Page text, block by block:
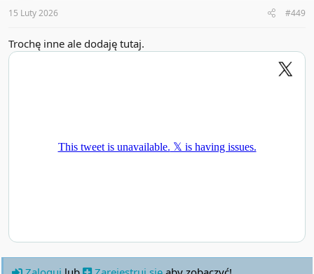
:
15 Luty 2026 #449
Trochę inne ale dodaję tutaj.